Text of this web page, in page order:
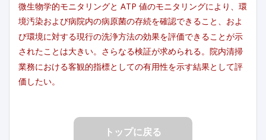
微生物学的モニタリングと ATP 値のモニタリングにより、環
境汚染および病院内の病原菌の存続を確認できること、およ
び環境に対する現行の洗浄方法の効果を評価できることが示
されたことは大きい。さらなる検証が求められる。院内清掃
業務における客観的指標としての有用性を示す結果として評
価したい。
トップに戻る